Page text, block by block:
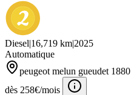
Diesel|16,719 km|2025
Automatique
peugeot melun gueudet 1880
dès 258€/mois